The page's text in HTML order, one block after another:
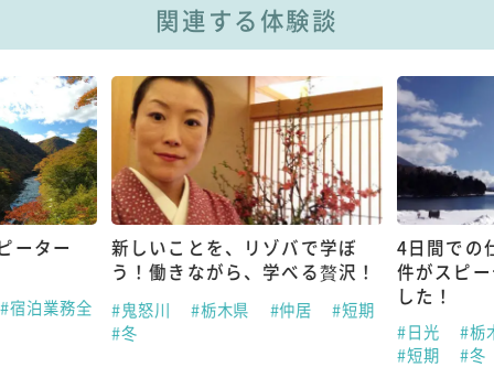
関連する体験談
ーター
#宿泊業務全
新しいことを、リゾバで学ぼ
う！働きながら、学べる贅沢！
#鬼怒川 #栃木県 #仲居
#短期
#冬
4日間での
件がスピ
した！
#日光
#栃
#短期
#冬